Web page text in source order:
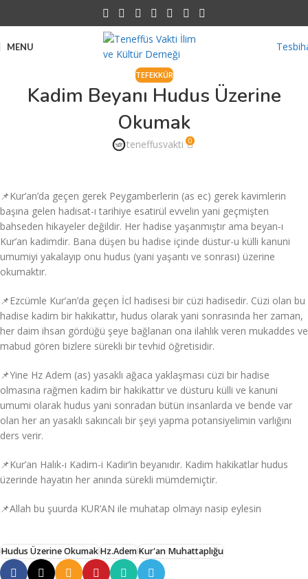
MENU
TEFEKKÜR
Kadim Beyanı Hudus Üzerine
Okumak
teneffusvakti 0
📌Kur’an’da geçen gerek Peygamberlerin (as ec) gerek kavimlerin
başına gelen hadisat-ı tarihiye esatirül evvelin yani geçmişten
bahseden hikayeler değildir. Her hadise yaşanmıştır ama beyan-ı
Kur’an kadimdir. Bana düşen bu hadise içinde düstur-u külli kanuni
umumiyi yakalayıp onu hudus (yani yaşantı ve sonrası) üzerine
okumaktır.
📌Ezcümle Kur’an’da geçen İcl hadisesi bir cüzi hadisedir. Cüzi olan bu
hadise kadim bir hakikattır, hudus olarak yani sonrasında her zaman,
her daim ihsan gördüğü şeye bağlanan ona ilahlık veren mukaddes ve
mabud gören bizlere sürekli bir tevhid öğretisidir.
📌Yine Hz Adem (as) yasaklı ağaca yaklaşması cüzi bir hadise
olmasına rağmen kadim bir hakikattır ve düsturu külli ve kanuni
umumi olarak hudus yani sonradan bütün insanlarda ve bende var
olan her an yasaklı sakıncalı bir şeyi yapma potansiyelimin varlığını
ders verir.
📌Kur’an Halık-ı Kadim-i Kadir’in beyanıdır. Kadim hakikatlar hudus
üzerinde hayatın her anında sürekli mümdemiçtir.
📌Allah bu şuurda KUR’AN ile muhatap olmayı nasip eylesin
Hudus Üzerine OkumakHz.AdemKur'an Muhattaplığu